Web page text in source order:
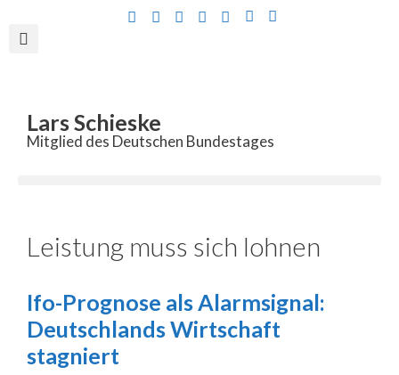
Lars Schieske
Mitglied des Deutschen Bundestages
Leistung muss sich lohnen
Ifo-Prognose als Alarmsignal:
Deutschlands Wirtschaft
stagniert